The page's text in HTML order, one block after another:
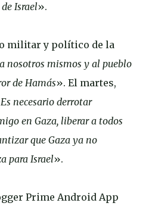
Israel».
militar y político de la
nosotros mismos y al pueblo
de Hamás». El martes,
Es necesario derrotar
en Gaza, liberar a todos
que Gaza ya no
para Israel».